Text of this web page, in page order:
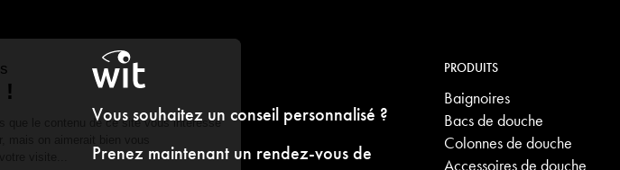
Vous souhaitez un conseil personnalisé ?
Prenez maintenant un rendez-vous de
PRODUITS
Baignoires
Bacs de douche
Colonnes de douche
Accessoires de douche